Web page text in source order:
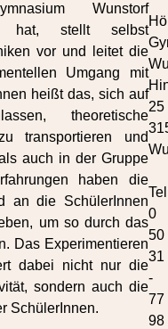
Wunstorf
hat, stellt selbst
vor und leitet die
Umgang mit
heißt das, sich auf
theoretische
transportieren und
auch in der Gruppe
haben die
an die SchülerInnen
um so durch das
Das Experimentieren
dabei nicht nur die
sondern auch die
SchülerInnen.
25
0
50
31
-
77
98